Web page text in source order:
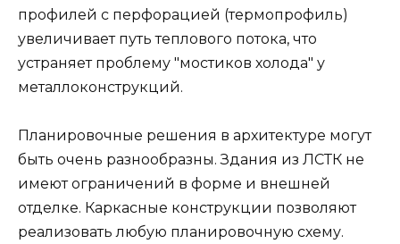
профилей с перфорацией (термопрофиль)
увеличивает путь теплового потока, что
устраняет проблему "мостиков холода" у
металлоконструкций.
Планировочные решения в архитектуре могут
быть очень разнообразны. Здания из ЛСТК не
имеют ограничений в форме и внешней
отделке. Каркасные конструкции позволяют
реализовать любую планировочную схему.